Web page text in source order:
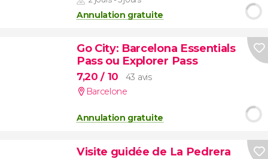
Annulation gratuite
Go City: Barcelona Essentials
Pass ou Explorer Pass
7,20/ 10
43 avis
Barcelone
Annulation gratuite
Visite guidée de La Pedrera